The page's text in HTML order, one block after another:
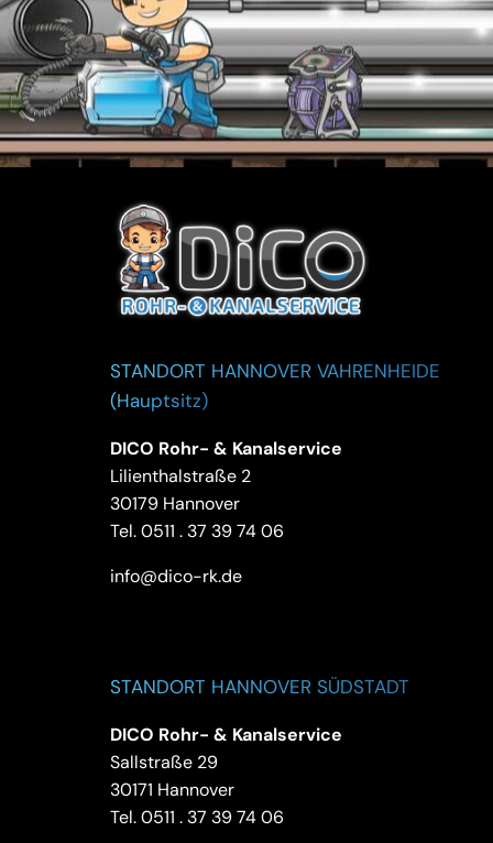
STANDORT HANNOVER VAHRENHEIDE
(Hauptsitz)
DICO Rohr- & Kanalservice
Lilienthalstraße 2
30179 Hannover
Tel.0511 . 37 39 74 06
info@dico-rk.de
STANDORT HANNOVER SÜDSTADT
DICO Rohr- & Kanalservice
Sallstraße 29
30171 Hannover
Tel.0511 . 37 39 74 06